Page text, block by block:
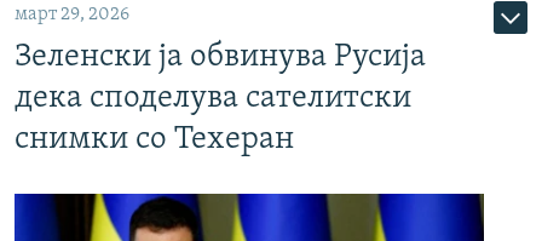
март 29, 2026
Зеленски ја обвинува Русија
дека споделува сателитски
снимки со Техеран